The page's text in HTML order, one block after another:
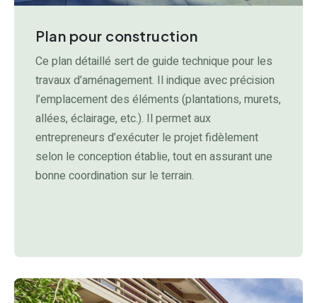
Plan pour construction
Ce plan détaillé sert de guide technique pour les
travaux d’aménagement. Il indique avec précision
l’emplacement des éléments (plantations, murets,
allées, éclairage, etc.). Il permet aux
entrepreneurs d’exécuter le projet fidèlement
selon le conception établie, tout en assurant une
bonne coordination sur le terrain.